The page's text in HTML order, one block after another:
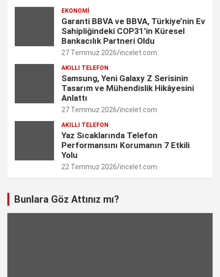
a
n
n
e
l
EKONOMI
Garanti BBVA ve BBVA, Türkiye’nin Ev
Sahipliğindeki COP31’in Küresel
Bankacılık Partneri Oldu
27 Temmuz 2026 incelet.com
AKILLI TELEFON
Samsung, Yeni Galaxy Z Serisinin
Tasarım ve Mühendislik Hikâyesini
Anlattı
27 Temmuz 2026 incelet.com
AKILLI TELEFON
Yaz Sıcaklarında Telefon
Performansını Korumanın 7 Etkili
Yolu
22 Temmuz 2026 incelet.com
Bunlara Göz Attınız mı?